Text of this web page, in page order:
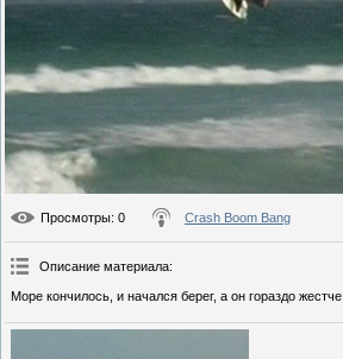
Просмотры: 0 Crash Boom Bang
Описание материала:
Море кончилось, и начался берег, а он гораздо жестче.